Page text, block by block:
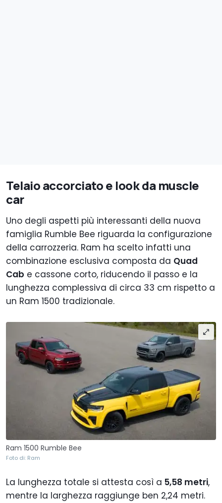
Telaio accorciato e look da muscle
car
Uno degli aspetti più interessanti della nuova
famiglia Rumble Bee riguarda la configurazione
della carrozzeria. Ram ha scelto infatti una
combinazione esclusiva composta da Quad
Cab e cassone corto, riducendo il passo e la
lunghezza complessiva di circa 33 cm rispetto a
un Ram 1500 tradizionale.
Ram 1500 Rumble Bee
Foto di: Ram
La lunghezza totale si attesta così a 5,58 metri,
mentre la larghezza raggiunge ben 2,24 metri.